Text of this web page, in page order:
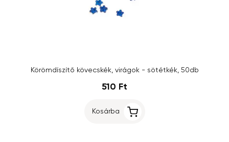
Körömdíszítő kövecskék, virágok - sötétkék, 50db
510 Ft
Kosárba